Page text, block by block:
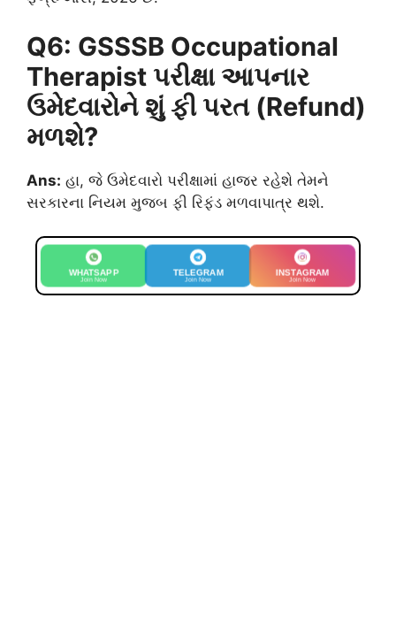
Q6: GSSSB Occupational
Therapist પરીક્ષા આપનાર
ઉમેદવારોને શું ફી પરત (Refund)
મળશે?
Ans: હા, જે ઉમેદવારો પરીક્ષામાં હાજર રહેશે તેમને
સરકારના નિયમ મુજબ ફી રિફંડ મળવાપાત્ર થશે.
WHATSAPP
Join Now
TELEGRAM
Join Now
INSTAGRAM
Join Now